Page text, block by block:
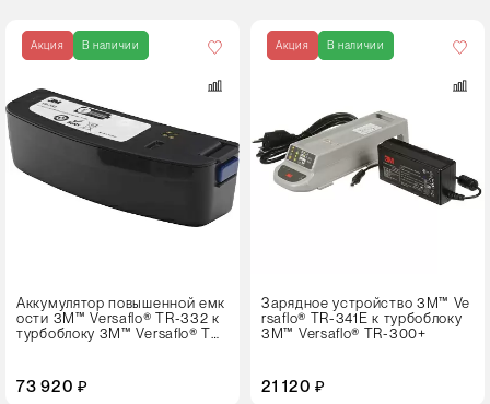
Акция В наличии
Аккумулятор повышенной емк
ости 3M™ Versaflo® TR-332 к
турбоблоку 3M™ Versaflo® TR-
73 920 ₽
Акция В наличии
Зарядное устройство 3M™ Ve
rsaflo® TR-341E к турбоблоку
3M™ Versaflo® TR-300+
21 120 ₽
Цвет